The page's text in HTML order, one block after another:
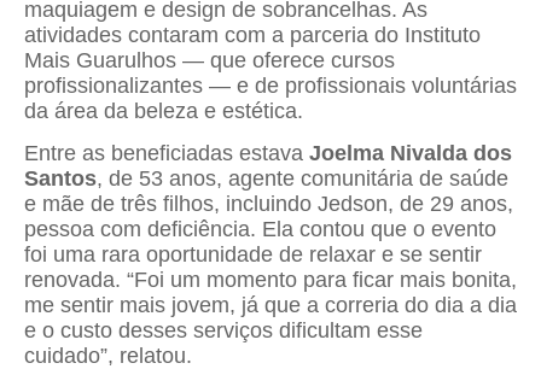
maquiagem e design de sobrancelhas. As
atividades contaram com a parceria do Instituto
Mais Guarulhos — que oferece cursos
profissionalizantes — e de profissionais voluntárias
da área da beleza e estética.
Entre as beneficiadas estava Joelma Nivalda dos
Santos, de 53 anos, agente comunitária de saúde
e mãe de três filhos, incluindo Jedson, de 29 anos,
pessoa com deficiência. Ela contou que o evento
foi uma rara oportunidade de relaxar e se sentir
renovada. “Foi um momento para ficar mais bonita,
me sentir mais jovem, já que a correria do dia a dia
e o custo desses serviços dificultam esse
cuidado”, relatou.